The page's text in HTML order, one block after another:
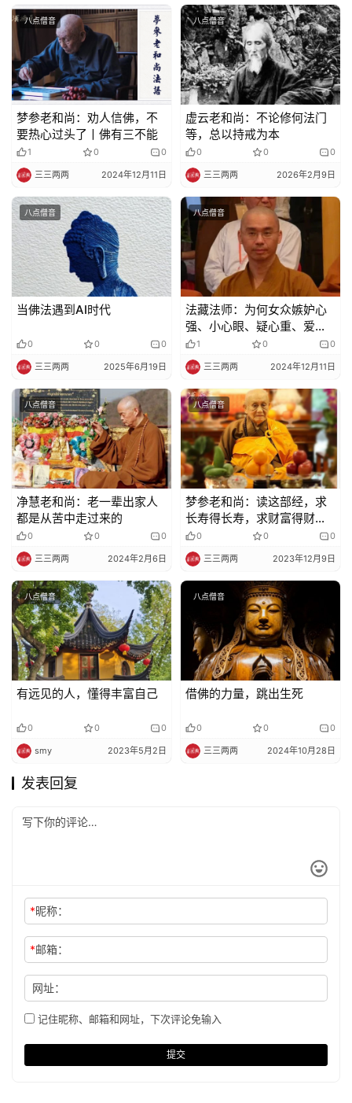
八点僧音
梦参老和尚：劝人信佛，不
要热心过头了丨佛有三不能
1 0 0
三三两两 2024年12月11日
八点僧音
虚云老和尚：不论修何法门
等，总以持戒为本
0 0 0
三三两两 2026年2月9日
八点僧音
当佛法遇到AI时代
0 0 0
三三两两 2025年6月19日
八点僧音
法藏法师：为何女众嫉妒心
强、小心眼、疑心重、爱计
较，如何修
1 0 0
三三两两 2024年12月11日
八点僧音
净慧老和尚：老一辈出家人
都是从苦中走过来的
0 0 0
三三两两 2024年2月6日
八点僧音
梦参老和尚：读这部经，求
长寿得长寿，求财富得财富
无量
0 0 0
三三两两 2023年12月9日
八点僧音
有远见的人，懂得丰富自己
0 0 0
smy 2023年5月2日
八点僧音
借佛的力量，跳出生死
0 0 0
三三两两 2024年10月28日
发表回复
*昵称：
*邮箱：
网址：
记住昵称、邮箱和网址，下次评论免输入
提交